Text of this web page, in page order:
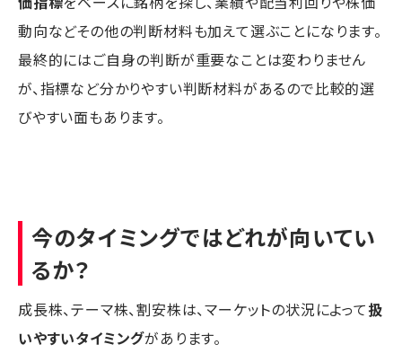
動向などその他の判断材料も加えて選ぶことになります。
最終的にはご自身の判断が重要なことは変わりません
が、指標など分かりやすい判断材料があるので比較的選
びやすい面もあります。
今のタイミングではどれが向いてい
るか？
成長株、テーマ株、割安株は、マーケットの状況によって扱
いやすいタイミングがあります。